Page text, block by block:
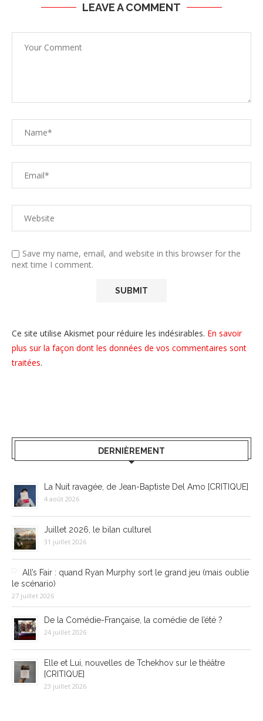
LEAVE A COMMENT
Save my name, email, and website in this browser for the
next time I comment.
Ce site utilise Akismet pour réduire les indésirables. En savoir
plus sur la façon dont les données de vos commentaires sont
traitées.
DERNIÈREMENT
La Nuit ravagée, de Jean-Baptiste Del Amo [CRITIQUE]
4 août 2026
Juillet 2026, le bilan culturel
31 juillet 2026
All’s Fair : quand Ryan Murphy sort le grand jeu (mais oublie
le scénario)
27 juillet 2026
De la Comédie-Française, la comédie de l’été ?
24 juillet 2026
Elle et Lui, nouvelles de Tchekhov sur le théâtre
[CRITIQUE]
23 juillet 2026